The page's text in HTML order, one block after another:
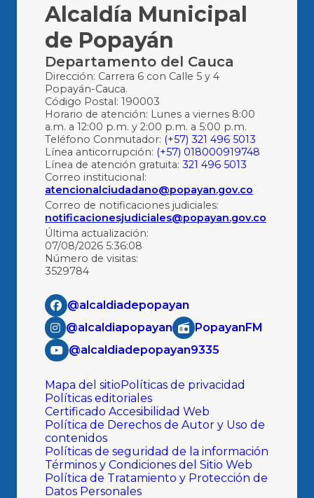
Alcaldía Municipal
de Popayán
Departamento del Cauca
Dirección: Carrera 6 con Calle 5 y 4
Popayán-Cauca.
Código Postal: 190003
Horario de atención: Lunes a viernes 8:00
a.m. a 12:00 p.m. y 2:00 p.m. a 5:00 p.m.
Teléfono Conmutador: (+57) 321 496 5013
Línea anticorrupción: (+57) 018000919748
Línea de atención gratuita: 321 496 5013
Correo institucional:
atencionalciudadano@popayan.gov.co
Correo de notificaciones judiciales:
notificacionesjudiciales@popayan.gov.co
Última actualización:
07/08/2026 5:36:08
Número de visitas:
3529784
@alcaldiadepopayan
@alcaldiapopayan
PopayanFM
@alcaldiadepopayan9335
Mapa del sitioPolíticas de privacidad
Políticas editoriales
Certificado Accesibilidad Web
Política de Derechos de Autor y Uso de
contenidos
Políticas de seguridad de la información
Términos y Condiciones del Sitio Web
Política de Tratamiento y Protección de
Datos Personales